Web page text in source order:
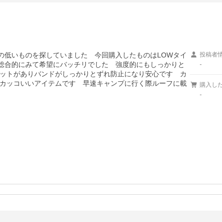
いものを探していました　今回購入したものはLOWタイ
的にみて希望にバッチリでした　強度的にもしっかりと
トがありバンドがしっかりとずれ防止になり安心です　カ
ッコいいアイテムです　早速キャンプに行く際ルーフに載
投稿者
-
購入し
-